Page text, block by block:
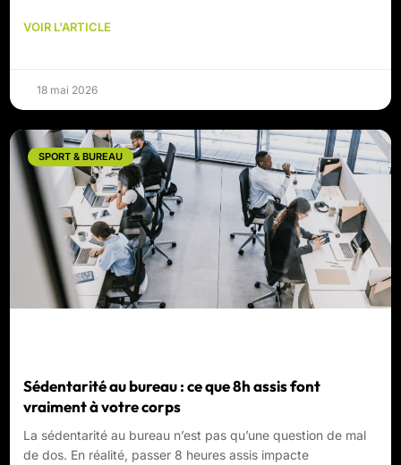
VOIR L'ARTICLE
18 mai 2026
SPORT & BUREAU
Sédentarité au bureau : ce que 8h assis font
vraiment à votre corps
La sédentarité au bureau n’est pas qu’une question de mal
de dos. En réalité, passer 8 heures assis impacte